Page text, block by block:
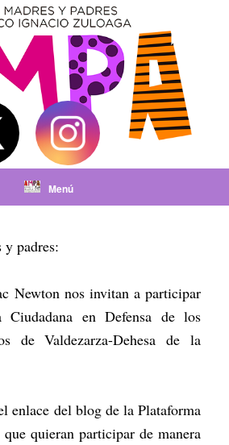
Menú
y padres:
Newton nos invitan a participar
Ciudadana en Defensa de los
de Valdezarza-Dehesa de la
enlace del blog de la Plataforma
quieran participar de manera